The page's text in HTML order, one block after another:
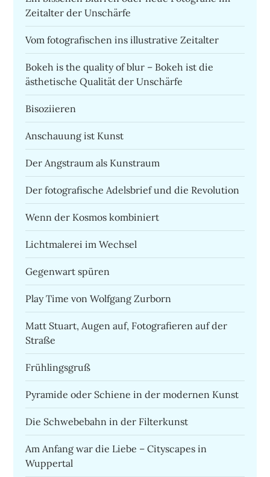
Zeitalter der Unschärfe
Vom fotografischen ins illustrative Zeitalter
Bokeh is the quality of blur – Bokeh ist die
ästhetische Qualität der Unschärfe
Bisoziieren
Anschauung ist Kunst
Der Angstraum als Kunstraum
Der fotografische Adelsbrief und die Revolution
Wenn der Kosmos kombiniert
Lichtmalerei im Wechsel
Gegenwart spüren
Play Time von Wolfgang Zurborn
Matt Stuart, Augen auf, Fotografieren auf der
Straße
Frühlingsgruß
Pyramide oder Schiene in der modernen Kunst
Die Schwebebahn in der Filterkunst
Am Anfang war die Liebe – Cityscapes in
Wuppertal